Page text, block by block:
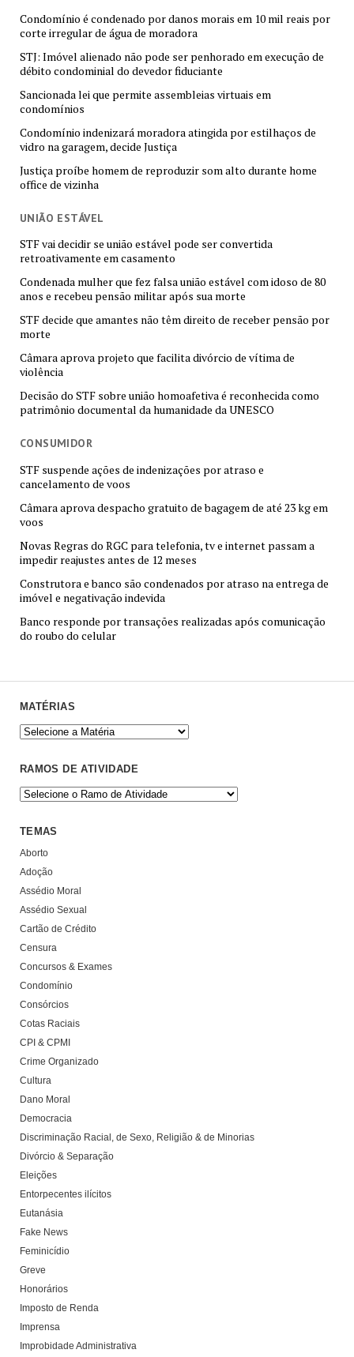
Condomínio é condenado por danos morais em 10 mil reais por
corte irregular de água de moradora
STJ: Imóvel alienado não pode ser penhorado em execução de
débito condominial do devedor fiduciante
Sancionada lei que permite assembleias virtuais em
condomínios
Condomínio indenizará moradora atingida por estilhaços de
vidro na garagem, decide Justiça
Justiça proíbe homem de reproduzir som alto durante home
office de vizinha
UNIÃO ESTÁVEL
STF vai decidir se união estável pode ser convertida
retroativamente em casamento
Condenada mulher que fez falsa união estável com idoso de 80
anos e recebeu pensão militar após sua morte
STF decide que amantes não têm direito de receber pensão por
morte
Câmara aprova projeto que facilita divórcio de vítima de
violência
Decisão do STF sobre união homoafetiva é reconhecida como
patrimônio documental da humanidade da UNESCO
CONSUMIDOR
STF suspende ações de indenizações por atraso e
cancelamento de voos
Câmara aprova despacho gratuito de bagagem de até 23 kg em
voos
Novas Regras do RGC para telefonia, tv e internet passam a
impedir reajustes antes de 12 meses
Construtora e banco são condenados por atraso na entrega de
imóvel e negativação indevida
Banco responde por transações realizadas após comunicação
do roubo do celular
MATÉRIAS
RAMOS DE ATIVIDADE
TEMAS
Aborto
Adoção
Assédio Moral
Assédio Sexual
Cartão de Crédito
Censura
Concursos & Exames
Condomínio
Consórcios
Cotas Raciais
CPI & CPMI
Crime Organizado
Cultura
Dano Moral
Democracia
Discriminação Racial, de Sexo, Religião & de Minorias
Divórcio & Separação
Eleições
Entorpecentes ilícitos
Eutanásia
Fake News
Feminicídio
Greve
Honorários
Imposto de Renda
Imprensa
Improbidade Administrativa